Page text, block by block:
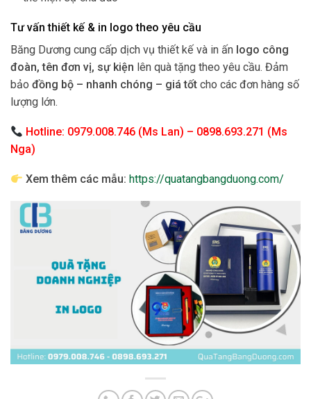
Tư vấn thiết kế & in logo theo yêu cầu
Băng Dương cung cấp dịch vụ thiết kế và in ấn logo công
đoàn, tên đơn vị, sự kiện lên quà tặng theo yêu cầu. Đảm
bảo đồng bộ – nhanh chóng – giá tốt cho các đơn hàng số
lượng lớn.
Hotline: 0979.008.746 (Ms Lan) – 0898.693.271 (Ms
Nga)
Xem thêm các mẫu: https://quatangbangduong.com/